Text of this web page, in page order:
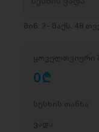
მინ. 3 - მაქს. 48
ყოველთვიური
0D
სესხის თანხა
ვადა